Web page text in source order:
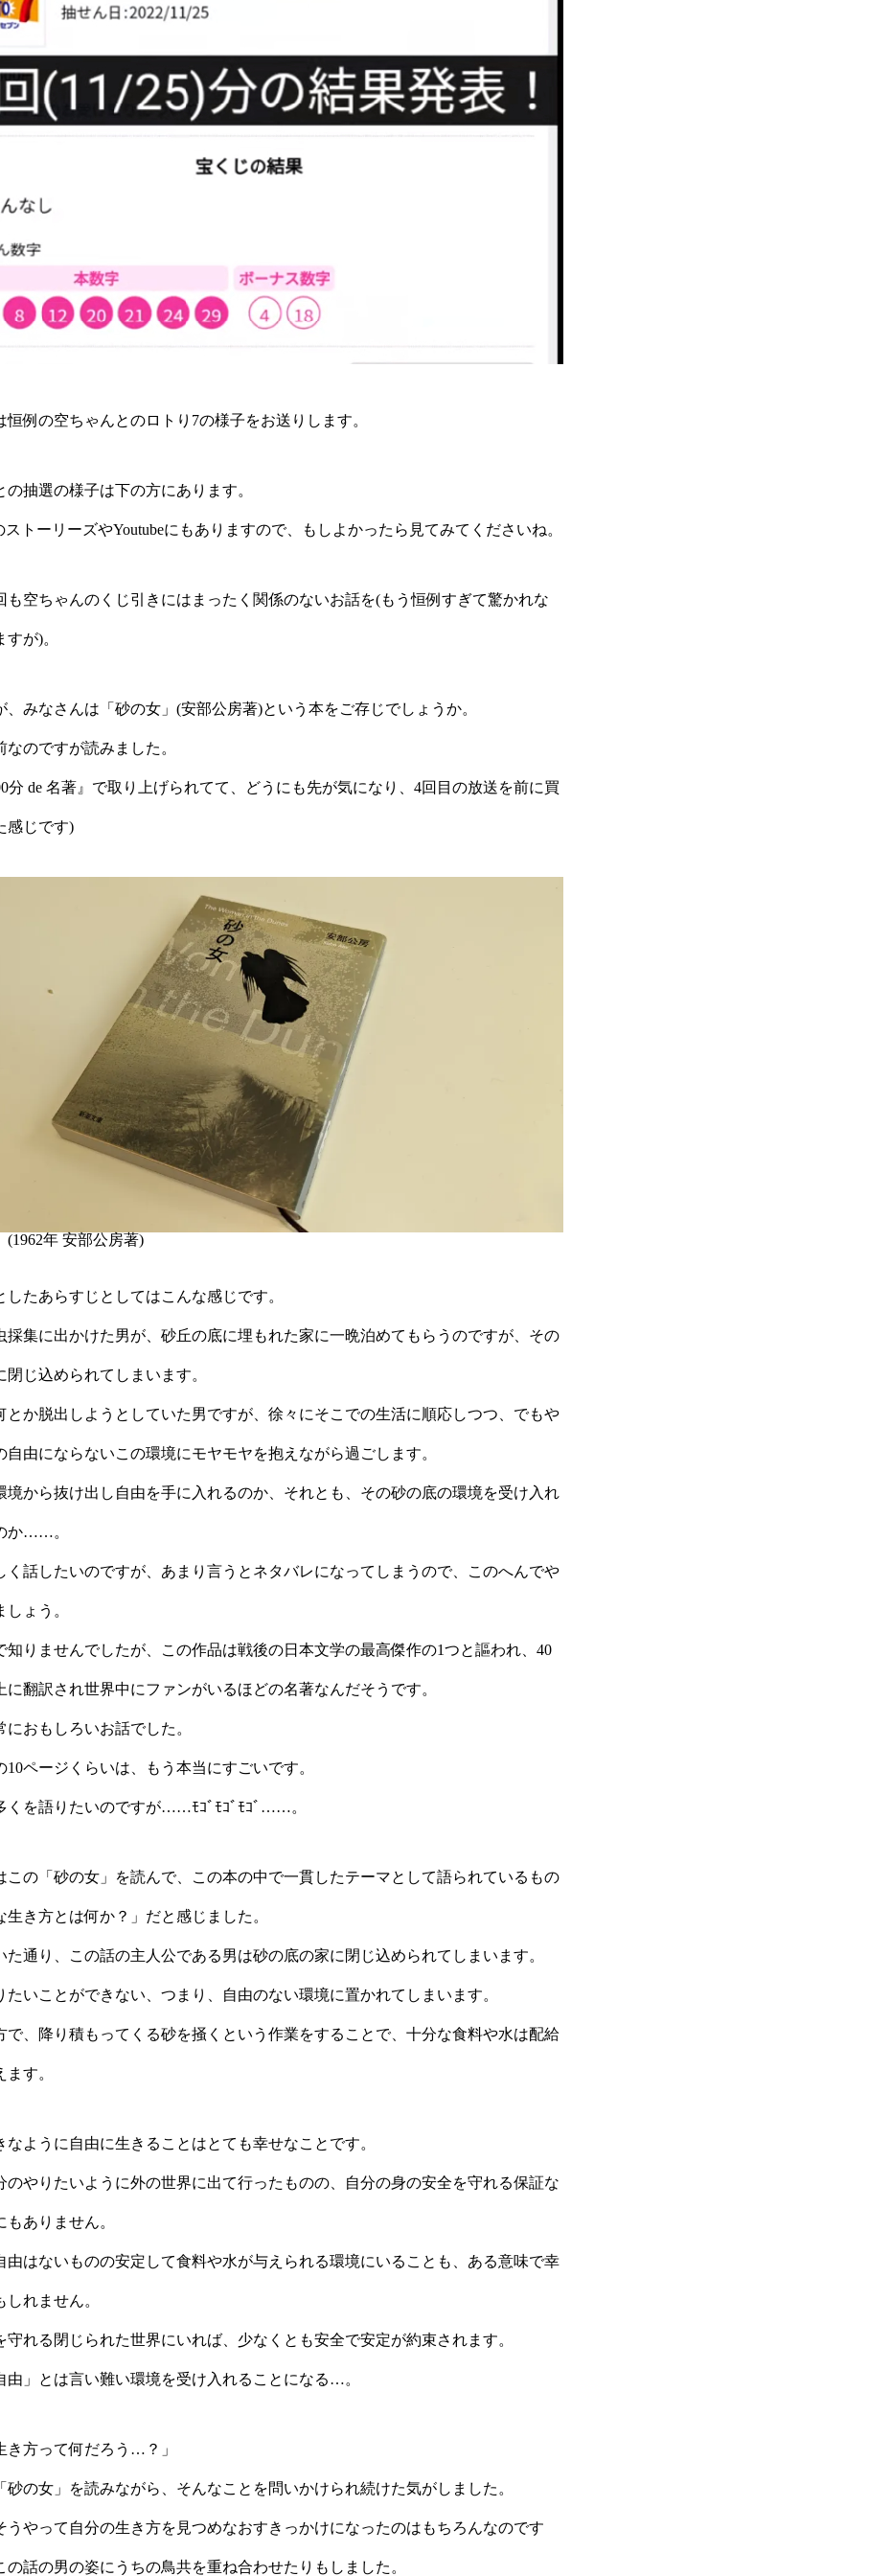
恒例の空ちゃんとのロトり7の様子をお送りします。
の抽選の様子は下の方にあります。
ストーリーズやYoutubeにもありますので、もしよかったら見てみてくださいね。
も空ちゃんのくじ引きにはまったく関係のないお話を(もう恒例すぎて驚かれな
が)。
、みなさんは「砂の女」(安部公房著)という本をご存じでしょうか。
なのですが読みました。
分 de 名著』で取り上げられてて、どうにも先が気になり、4回目の放送を前に買
感じです)
(1962年 安部公房著)
したあらすじとしてはこんな感じです。
採集に出かけた男が、砂丘の底に埋もれた家に一晩泊めてもらうのですが、その
閉じ込められてしまいます。
とか脱出しようとしていた男ですが、徐々にそこでの生活に順応しつつ、でもや
自由にならないこの環境にモヤモヤを抱えながら過ごします。
境から抜け出し自由を手に入れるのか、それとも、その砂の底の環境を受け入れ
か……。
く話したいのですが、あまり言うとネタバレになってしまうので、このへんでや
ょう。
知りませんでしたが、この作品は戦後の日本文学の最高傑作の1つと謳われ、40
に翻訳され世界中にファンがいるほどの名著なんだそうです。
におもしろいお話でした。
10ページくらいは、もう本当にすごいです。
くを語りたいのですが……ﾓｺﾞﾓｺﾞﾓｺﾞ……。
この「砂の女」を読んで、この本の中で一貫したテーマとして語られているもの
生き方とは何か？」だと感じました。
た通り、この話の主人公である男は砂の底の家に閉じ込められてしまいます。
たいことができない、つまり、自由のない環境に置かれてしまいます。
で、降り積もってくる砂を掻くという作業をすることで、十分な食料や水は配給
ます。
なように自由に生きることはとても幸せなことです。
のやりたいように外の世界に出て行ったものの、自分の身の安全を守れる保証な
もありません。
由はないものの安定して食料や水が与えられる環境にいることも、ある意味で幸
れません。
守れる閉じられた世界にいれば、少なくとも安全で安定が約束されます。
由」とは言い難い環境を受け入れることになる…。
き方って何だろう…？」
砂の女」を読みながら、そんなことを問いかけられ続けた気がしました。
うやって自分の生き方を見つめなおすきっかけになったのはもちろんなのです
の話の男の姿にうちの鳥共を重ね合わせたりもしました。